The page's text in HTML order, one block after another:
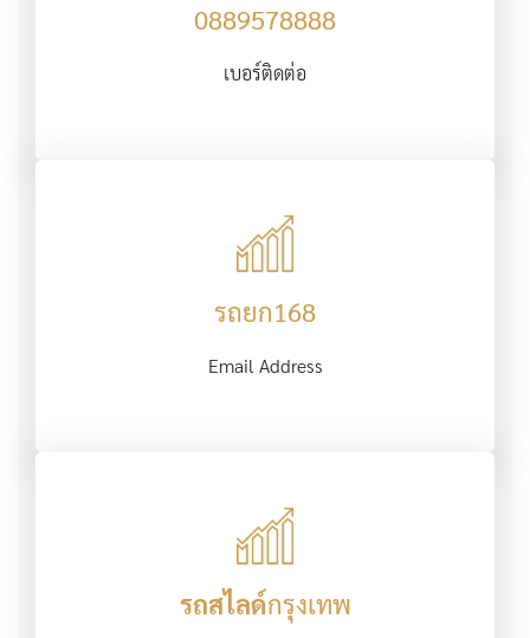
0889578888
เบอร์ติดต่อ
รถยก168
Email Address
รถสไลด์กรุงเทพ